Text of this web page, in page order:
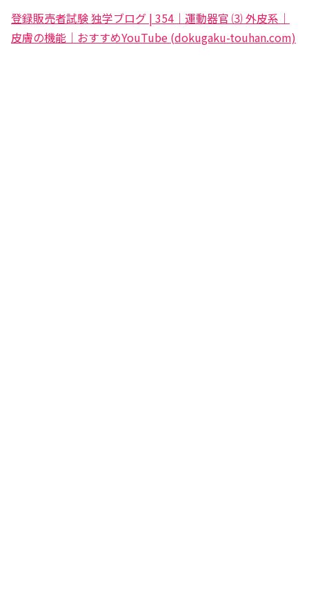
登録販売者試験 独学ブログ | 354｜運動器官 ⑶ 外皮系｜
皮膚の機能｜おすすめYouTube (dokugaku-touhan.com)